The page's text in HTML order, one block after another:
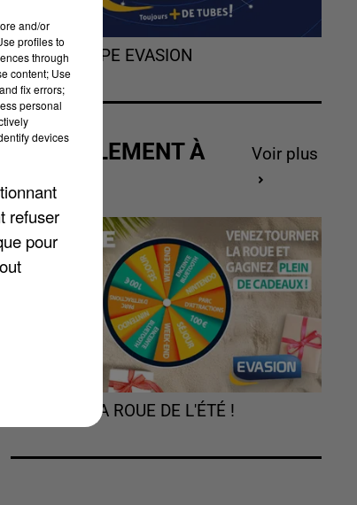
L'HOROSCOPE EVASION
ACTUELLEMENT À
Voir plus
TOURNEZ LA ROUE DE L'ÉTÉ !
and/or
profiles to
through
content; Use
fix errors;
personal
devices
refuser
pour